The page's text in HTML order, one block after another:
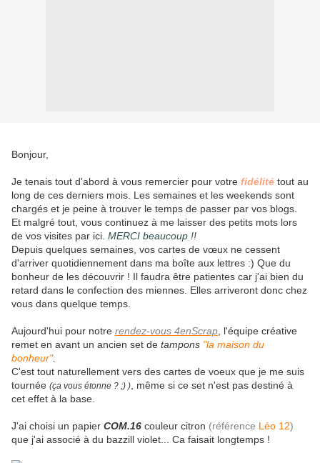
Bonjour,
Je tenais tout d'abord à vous remercier pour votre fidélité tout au
long de ces derniers mois. Les semaines et les weekends sont
chargés et je peine à trouver le temps de passer par vos blogs.
Et malgré tout, vous continuez à me laisser des petits mots lors
de vos visites par ici. MERCI beaucoup !!
Depuis quelques semaines, vos cartes de vœux ne cessent
d'arriver quotidiennement dans ma boîte aux lettres :) Que du
bonheur de les découvrir ! Il faudra être patientes car j'ai bien du
retard dans le confection des miennes. Elles arriveront donc chez
vous dans quelque temps.
Aujourd'hui pour notre rendez-vous 4enScrap , l'équipe créative
remet en avant un ancien set de tampons "la maison du
bonheur".
C'est tout naturellement vers des cartes de voeux que je me suis
tournée (ça vous étonne ? ;) ) , même si ce set n'est pas destiné à
cet effet à la base.
J'ai choisi un papier COM.16 couleur citron (référence Léo 12)
que j'ai associé à du bazzill violet... Ca faisait longtemps !